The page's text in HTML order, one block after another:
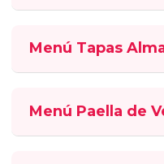
Menú Tapas
Menú Paella de